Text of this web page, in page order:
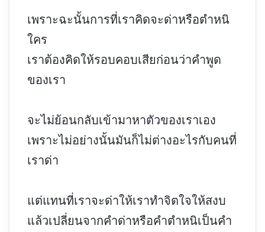
เพราะฉะนั้นการที่เราคิดจะด่าหรือตำหนิ
ใคร
เราต้องคิดให้รอบคอบเสียก่อนว่าคำพูด
ของเรา
จะไม่ย้อนกลับเข้ามาหาตัวของเราเอง
เพราะไม่อย่างนั้นมันก็ไม่ต่างอะไรกับคนที่
เราด่า
แต่แทนที่เราจะด่าให้เราทำจิตใจให้สงบ
แล้วเปลี่ยนจากคำด่าหรือคำตำหนิเป็นคำ